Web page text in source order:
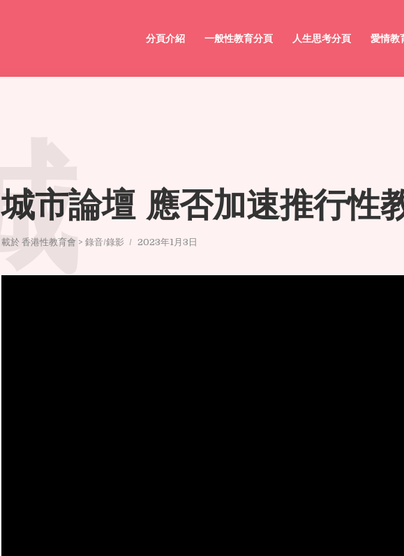
分頁介紹 一般性教育分頁 人生思考分頁 愛情教
城市論壇 應否加速推行性
載於 香港性教育會 > 錄音/錄影 2023年1月3日
城